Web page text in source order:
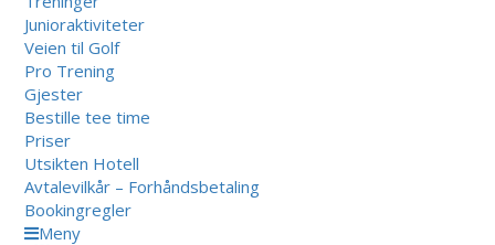
Junioraktiviteter
Veien til Golf
Pro Trening
Gjester
Bestille tee time
Priser
Utsikten Hotell
Avtalevilkår – Forhåndsbetaling
Bookingregler
Meny